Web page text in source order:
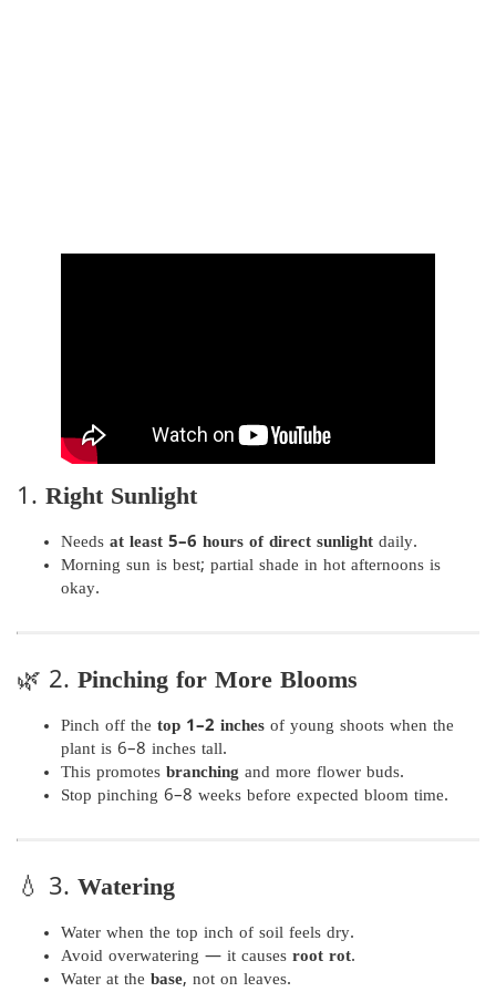
1. Right Sunlight
Needs at least 5–6 hours of direct sunlight daily.
Morning sun is best; partial shade in hot afternoons is
okay.
🌿 2. Pinching for More Blooms
Pinch off the top 1–2 inches of young shoots when the
plant is 6–8 inches tall.
This promotes branching and more flower buds.
Stop pinching 6–8 weeks before expected bloom time.
💧 3. Watering
Water when the top inch of soil feels dry.
Avoid overwatering — it causes root rot.
Water at the base, not on leaves.